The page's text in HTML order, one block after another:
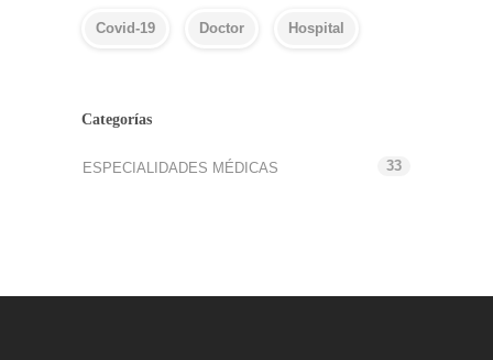
Covid-19 Doctor Hospital
Categorías
ESPECIALIDADES MÉDICAS 33